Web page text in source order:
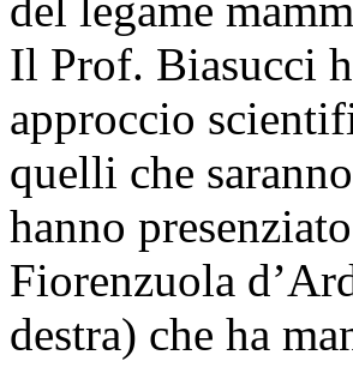
Il Prof. Biasucci
approccio
quelli che
hanno
Fiorenzuola
destra) che ha